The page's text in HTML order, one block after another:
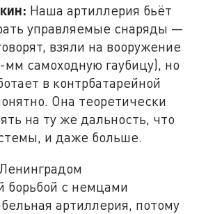
Наша артиллерия бьёт
управляемые снаряды —
взяли на вооружение
самоходную гаубицу), но
в контрбатарейной
Она теоретически
на ту же дальность, что
и даже больше.
борьбой с немцами
артиллерия, потому